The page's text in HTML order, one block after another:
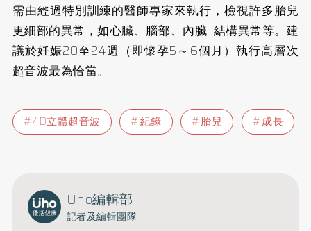
需由經過特別訓練的醫師專家來執行，檢視許多胎兒
更細部的異常，如心臟、腦部、內臟…結構異常等。建
議於妊娠20至24週（即懷孕5～6個月）執行高層次
超音波最為恰當。
4D立體超音波 紀錄 胎兒 成長
Uho編輯部
記者及編輯團隊